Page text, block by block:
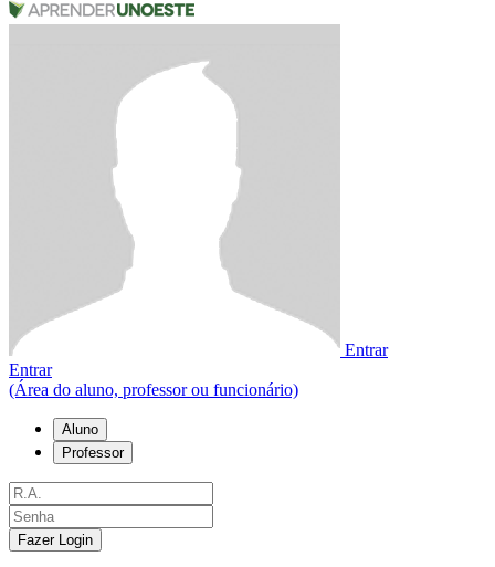
Entrar
Entrar
(Área do aluno, professor ou funcionário)
Aluno
Professor
Fazer Login